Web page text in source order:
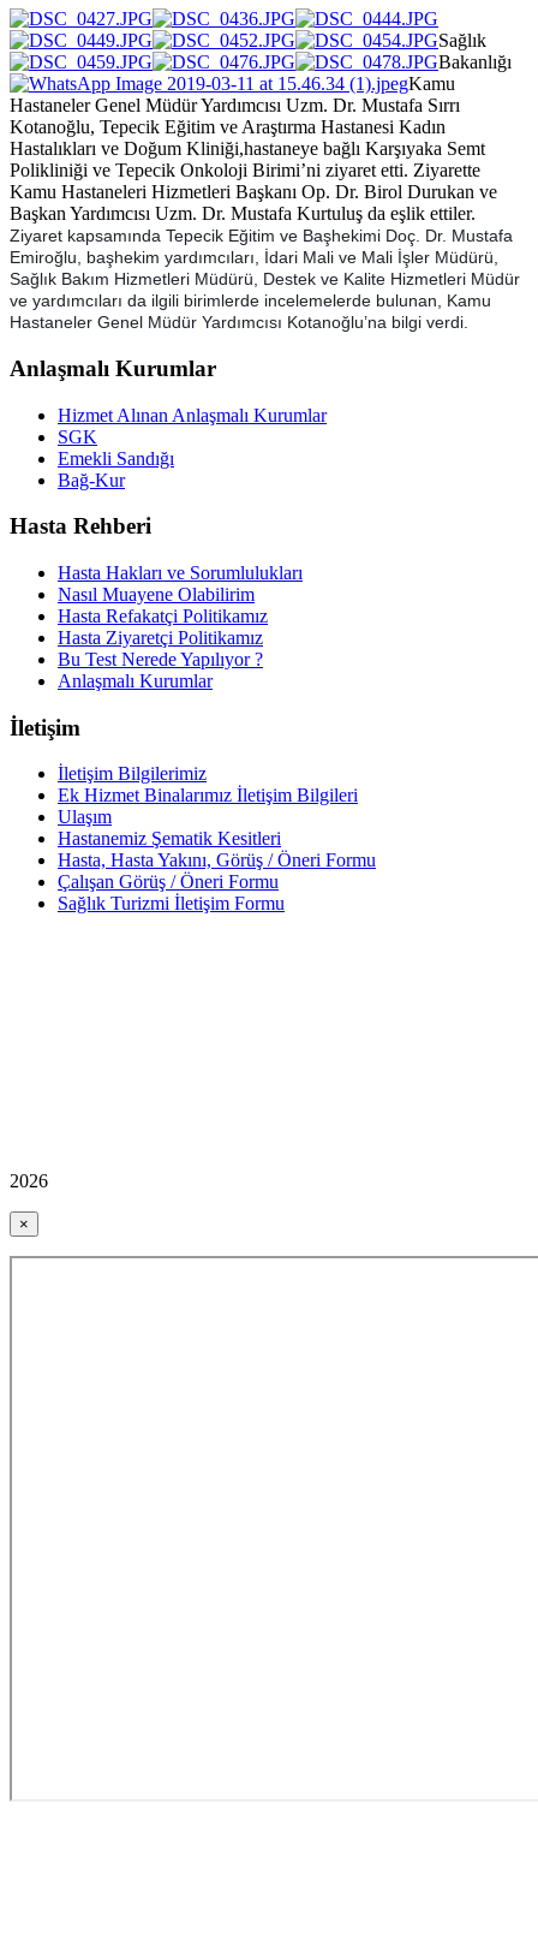
Sağlık
Bakanlığı
Kamu
Hastaneler Genel Müdür Yardımcısı Uzm. Dr. Mustafa Sırrı
Kotanoğlu, Tepecik Eğitim ve Araştırma Hastanesi Kadın
Hastalıkları ve Doğum Kliniği,hastaneye bağlı Karşıyaka Semt
Polikliniği ve Tepecik Onkoloji Birimi’ni ziyaret etti. Ziyarette
Kamu Hastaneleri Hizmetleri Başkanı Op. Dr. Birol Durukan ve
Başkan Yardımcısı Uzm. Dr. Mustafa Kurtuluş da eşlik ettiler.
Ziyaret kapsamında Tepecik Eğitim ve Başhekimi Doç. Dr. Mustafa
Emiroğlu, başhekim yardımcıları, İdari Mali ve Mali İşler Müdürü,
Sağlık Bakım Hizmetleri Müdürü, Destek ve Kalite Hizmetleri Müdür
ve yardımcıları da ilgili birimlerde incelemelerde bulunan, Kamu
Hastaneler Genel Müdür Yardımcısı Kotanoğlu’na bilgi verdi.
Anlaşmalı Kurumlar
Hizmet Alınan Anlaşmalı Kurumlar
SGK
Emekli Sandığı
Bağ-Kur
Hasta Rehberi
Hasta Hakları ve Sorumlulukları
Nasıl Muayene Olabilirim
Hasta Refakatçi Politikamız
Hasta Ziyaretçi Politikamız
Bu Test Nerede Yapılıyor ?
Anlaşmalı Kurumlar
İletişim
İletişim Bilgilerimiz
Ek Hizmet Binalarımız İletişim Bilgileri
Ulaşım
Hastanemiz Şematik Kesitleri
Hasta, Hasta Yakını, Görüş / Öneri Formu
Çalışan Görüş / Öneri Formu
Sağlık Turizmi İletişim Formu
2026
×